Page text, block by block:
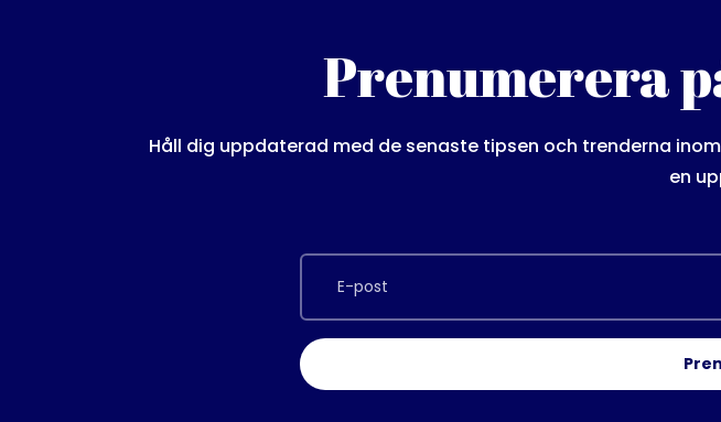
Prenumerera
Håll dig uppdaterad med de senaste tipsen och trenderna
en